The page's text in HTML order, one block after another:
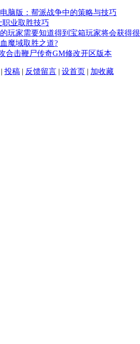
脑版：帮派战争中的策略与技巧
业取胜技巧
玩家需要知道得到宝箱玩家将会获得
魔域取胜之道?
合击鞭尸传奇GM修改开区版本
| 投稿 | 反馈留言 | 设首页 | 加收藏